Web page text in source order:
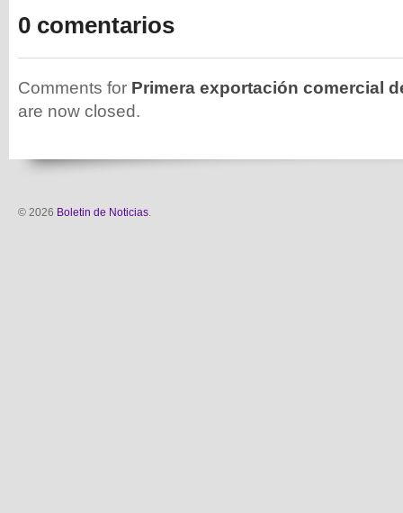
0 comentarios
Comments for Primera exportación comercial
are now closed.
© 2026 Boletin de Noticias.